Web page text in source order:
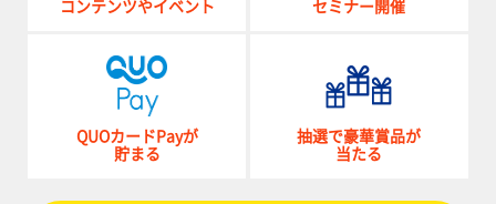
コンテンツやイベント セミナー開催
QUOカードPayが
貯まる
抽選で豪華賞品が
当たる